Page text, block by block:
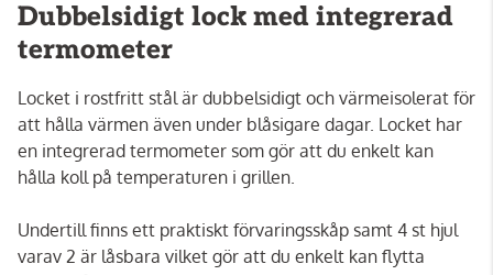
Dubbelsidigt lock med integrerad
termometer
Locket i rostfritt stål är dubbelsidigt och värmeisolerat för
att hålla värmen även under blåsigare dagar. Locket har
en integrerad termometer som gör att du enkelt kan
hålla koll på temperaturen i grillen.
Undertill finns ett praktiskt förvaringsskåp samt 4 st hjul
varav 2 är låsbara vilket gör att du enkelt kan flytta